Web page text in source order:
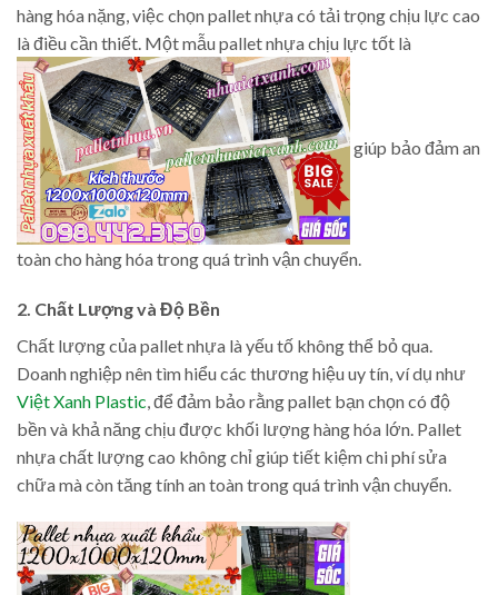
hàng hóa nặng, việc chọn pallet nhựa có tải trọng chịu lực cao
là điều cần thiết. Một mẫu pallet nhựa chịu lực tốt là
giúp bảo đảm an
toàn cho hàng hóa trong quá trình vận chuyển.
2. Chất Lượng và Độ Bền
Chất lượng của pallet nhựa là yếu tố không thể bỏ qua.
Doanh nghiệp nên tìm hiểu các thương hiệu uy tín, ví dụ như
Việt Xanh Plastic, để đảm bảo rằng pallet bạn chọn có độ
bền và khả năng chịu được khối lượng hàng hóa lớn. Pallet
nhựa chất lượng cao không chỉ giúp tiết kiệm chi phí sửa
chữa mà còn tăng tính an toàn trong quá trình vận chuyển.